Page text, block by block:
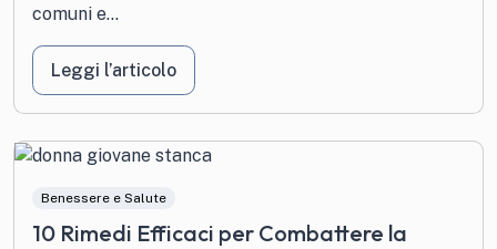
comuni e...
Leggi l’articolo
Benessere e Salute
10 Rimedi Efficaci per Combattere la